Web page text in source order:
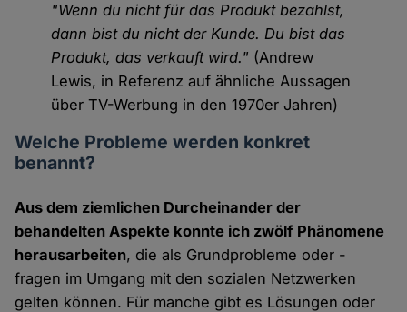
"Wenn du nicht für das Produkt bezahlst,
dann bist du nicht der Kunde. Du bist das
Produkt, das verkauft wird." (Andrew
Lewis, in Referenz auf ähnliche Aussagen
über TV-Werbung in den 1970er Jahren)
Welche Probleme werden konkret
benannt?
Aus dem ziemlichen Durcheinander der
behandelten Aspekte konnte ich zwölf Phänomene
herausarbeiten, die als Grundprobleme oder -
fragen im Umgang mit den sozialen Netzwerken
gelten können. Für manche gibt es Lösungen oder